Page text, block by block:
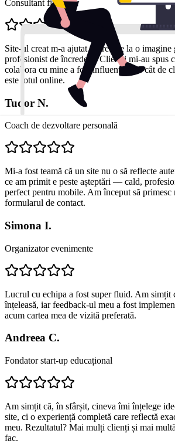
Consultant financiar
Site-ul creat m-a ajutat să trec de la o imagine
profesionist de încredere. Clienții mi-au spus
colabora cu mine a fost influențată de cât de
este totul online.
Tudor N.
Coach de dezvoltare personală
Mi-a fost teamă că un site nu o să reflecte
ce am primit e peste așteptări — cald,
perfect pentru mobile. Am început să primesc
formularul de contact.
Simona I.
Organizator evenimente
Lucrul cu echipa a fost super fluid. Am simțit
înțeleasă, iar feedback-ul meu a fost
acum cartea mea de vizită preferată.
Andreea C.
Fondator start-up educațional
Am simțit că, în sfârșit, cineva îmi înțelege
site, ci o experiență completă care reflectă
meu. Rezultatul? Mai mulți clienți și mai
fac.